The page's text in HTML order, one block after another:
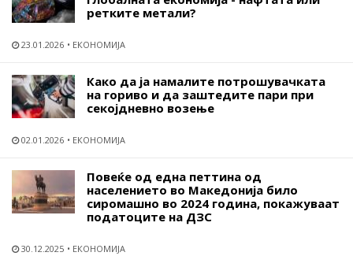
ретките метали?
23.01.2026 ЕКОНОМИЈА
Како да ја намалите потрошувачката
на гориво и да заштедите пари при
секојдневно возење
02.01.2026 ЕКОНОМИЈА
Повеќе од една петтина од
населението во Македонија било
сиромашно во 2024 година, покажуваат
податоците на ДЗС
30.12.2025 ЕКОНОМИЈА